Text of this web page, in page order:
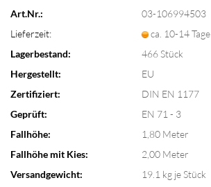
Art.Nr.:
03-106994503
Lieferzeit:
ca. 10-14 Tage
Lagerbestand:
466Stück
Hergestellt:
EU
Zertifiziert:
DIN EN 1177
Geprüft:
EN 71 - 3
Fallhöhe:
1,80 Meter
Fallhöhe mit Kies:
2,00 Meter
Versandgewicht:
19.1 kg je Stück